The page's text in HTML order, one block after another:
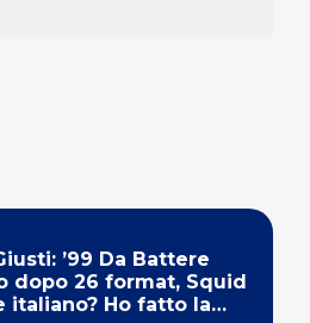
’99 Da Battere
dopo 26 format, Squid
italiano? Ho fatto la